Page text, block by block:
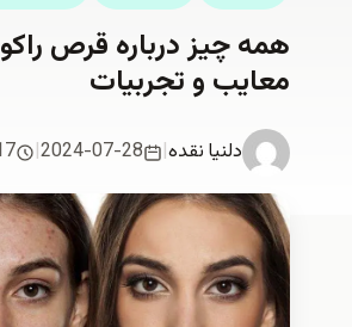
همه چیز درباره قرص
معایب و تجربیات
دلنیا نقدە|
2024-07-28
|
17